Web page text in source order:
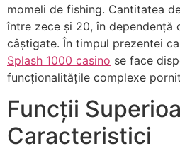
momeli de fishing. Cantitatea
între zece și 20, în dependență
câștigate. În timpul prezentei
Splash 1000 casino se face
funcționalitățile complexe
Funcții
Caracteristici